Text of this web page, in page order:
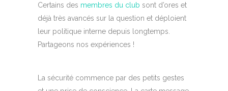
Certains des membres du club sont d’ores et
déjà très avancés sur la question et déploient
leur politique interne depuis longtemps.
Partageons nos expériences !
La sécurité commence par des petits gestes